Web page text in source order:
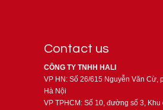
Contact us
CÔNG TY TNHH HALI
VP HN: Số 26/615 Nguyễn Văn Cừ,
Hà Nội
VP TPHCM: Số 10, đường số 3,